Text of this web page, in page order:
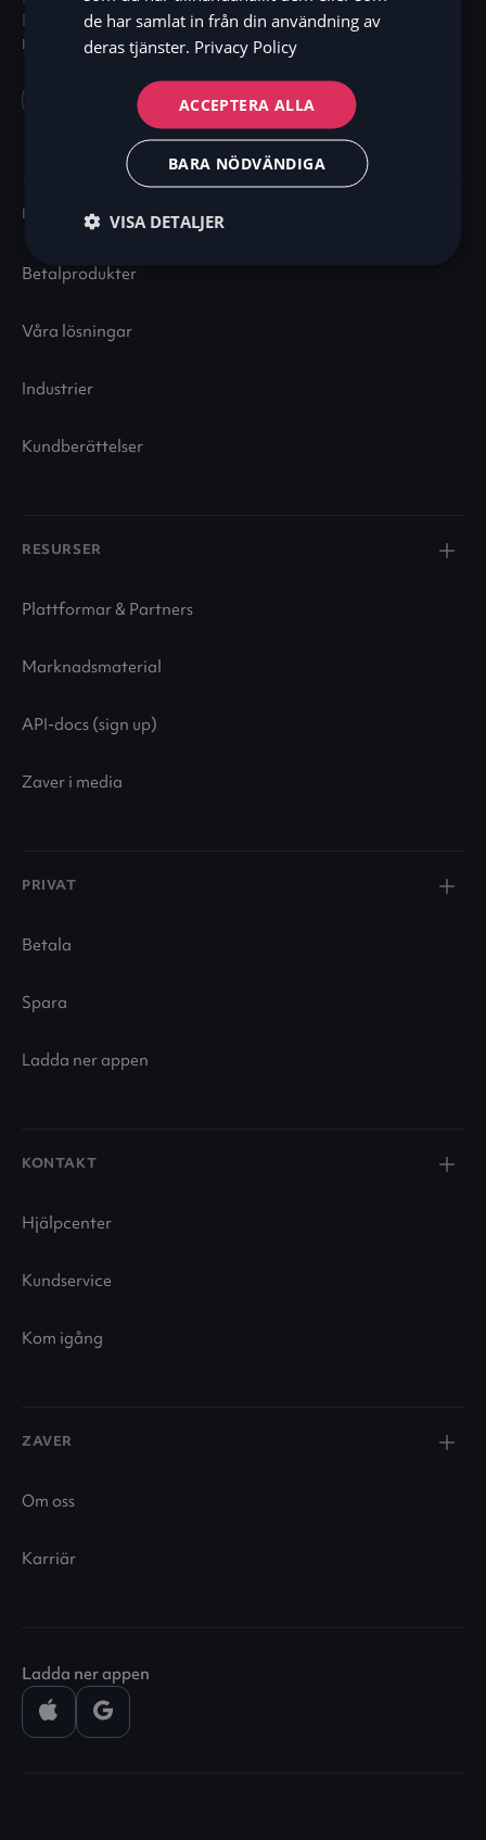
Finansinspektionens tillsyn.
MARKNAD
Sweden (SV)
FÖRETAG
Betalprodukter
Våra lösningar
Industrier
Kundberättelser
RESURSER
Plattformar & Partners
Marknadsmaterial
API-docs (sign up)
Zaver i media
PRIVAT
Betala
Spara
Ladda ner appen
KONTAKT
Hjälpcenter
Kundservice
Kom igång
ZAVER
Om oss
Karriär
Ladda ner appen
de har samlat in från din användning av
deras tjänster. Privacy Policy
ACCEPTERA ALLA
BARA NÖDVÄNDIGA
VISA DETALJER